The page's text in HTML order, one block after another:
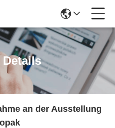
Details
an der Ausstellung